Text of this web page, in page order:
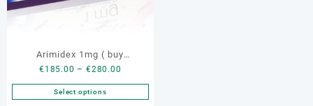
Arimidex 1mg ( buy
Anastrozole ) genuine pills
€185.00 – €280.00
range:
€185.00
Select options